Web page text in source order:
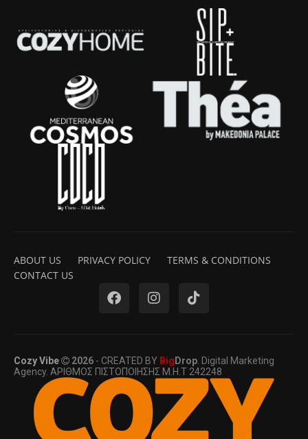
ABOUT US PRIVACY POLICY
TERMS & CONDITIONS
CONTACT US
Cozy Vibe 2026 - CREATED BY Big Drop . Digital Marketing
Agency. ΑΡΙΘΜΟΣ ΠΙΣΤΟΠΟΙΗΣΗΣ Μ.Η.Τ 242248